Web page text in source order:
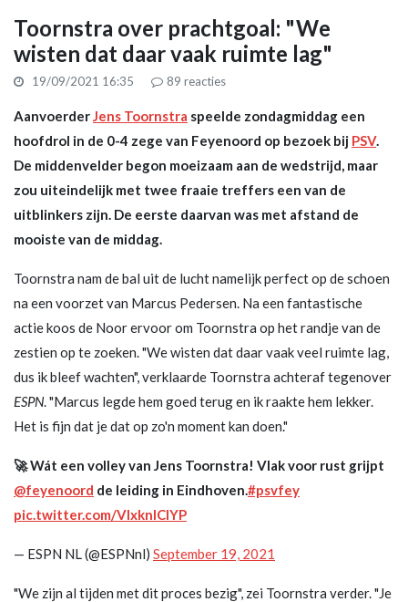
Toornstra over prachtgoal: "We
wisten dat daar vaak ruimte lag"
19/09/2021 16:35 89 reacties
AanvoerderJens Toornstra speelde zondagmiddag een
hoofdrol in de 0-4 zege van Feyenoord op bezoek bij PSV.
De middenvelder begon moeizaam aan de wedstrijd, maar
zou uiteindelijk met twee fraaie treffers een van de
uitblinkers zijn. De eerste daarvan was met afstand de
mooiste van de middag.
Toornstra nam de bal uit de lucht namelijk perfect op de schoen
na een voorzet van Marcus Pedersen. Na een fantastische
actie koos de Noor ervoor om Toornstra op het randje van de
zestien op te zoeken. "We wisten dat daar vaak veel ruimte lag,
dus ik bleef wachten", verklaarde Toornstra achteraf tegenover
ESPN. "Marcus legde hem goed terug en ik raakte hem lekker.
Het is fijn dat je dat op zo'n moment kan doen."
🚀 Wát een volley van Jens Toornstra! Vlak voor rust grijpt
@feyenoord de leiding in Eindhoven.#psvfey
pic.twitter.com/VlxknlClYP
— ESPN NL (@ESPNnl) September 19, 2021
"We zijn al tijden met dit proces bezig", zei Toornstra verder. "Je